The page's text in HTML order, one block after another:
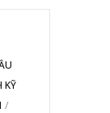
KỸ